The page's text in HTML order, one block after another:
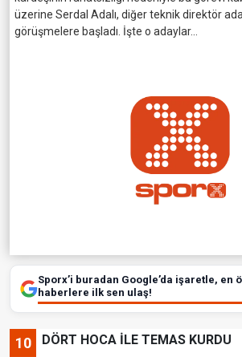
üzerine Serdal Adalı, diğer teknik direktör
görüşmelere başladı. İşte o adaylar...
Sporx’i buradan Google’da işaretle, en
haberlere ilk sen ulaş!
10 DÖRT HOCA İLE TEMAS KURDU